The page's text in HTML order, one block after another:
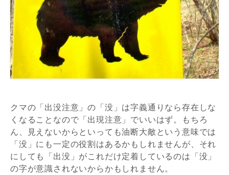
クマの「出没注意」の「没」は字義通りなら存在しな
くなることなので「出現注意」でいいはず。もちろ
ん、見えないからといっても油断大敵という意味では
「没」にも一定の役割はあるかもしれませんが、それ
にしても「出没」がこれだけ定着しているのは「没」
の字が意識されないからかもしれません。